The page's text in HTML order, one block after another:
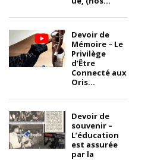
Devoir de
Mémoire – Le
Privilège
d’Être
Connecté aux
Oris...
Devoir de
souvenir –
L’éducation
est assurée
par la